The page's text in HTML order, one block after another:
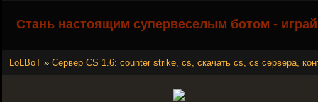
Стань настоящим супервеселым ботом -
LoLBoT » Сервер СS 1.6: counter strike, cs, скачать cs, cs сервера,